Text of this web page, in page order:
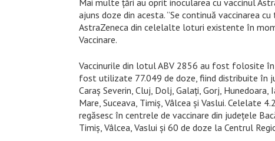
Mai multe țări au oprit inocularea cu vaccinul
ajuns doze din acesta. ”Se continuă vaccinarea
AstraZeneca din celelalte loturi existente în
Vaccinare.
Vaccinurile din lotul ABV 2856 au fost folosite
fost utilizate 77.049 de doze, fiind distribuite în
Caraș Severin, Cluj, Dolj, Galați, Gorj,
Mare, Suceava, Timiș, Vâlcea și Vaslui. Celelate
regăsesc în centrele de vaccinare din județele
Timiș, Vâlcea, Vaslui și 60 de doze la Centrul